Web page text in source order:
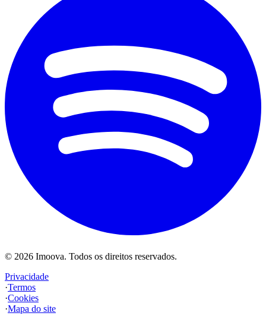
© 2026 Imoova. Todos os direitos reservados.
Privacidade
·Termos
·Cookies
·Mapa do site